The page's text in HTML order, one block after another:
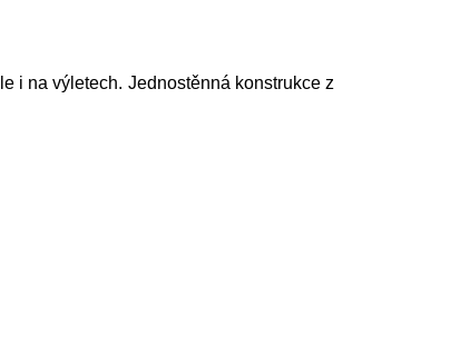
i na výletech. Jednostěnná konstrukce z